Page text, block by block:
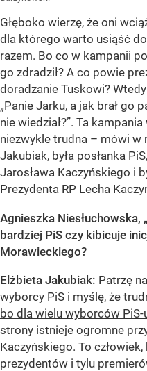
Głęboko wierzę, że oni
dla którego warto usiąść
razem. Bo co w kampanii
go zdradził? A co powie
doradzanie Tuskowi?
„Panie Jarku, a jak brał go
nie wiedział?”. Ta
niezwykle trudna – mówi w
Jakubiak, była posłanka
Jarosława Kaczyńskiego i
Prezydenta RP Lecha
Agnieszka Niesłuchowska,
bardziej PiS czy kibicuje
Morawieckiego?
Elżbieta Jakubiak: Patrzę
wyborcy PiS i myślę, że
bo dla wielu wyborców
strony istnieje ogromne
Kaczyńskiego. To
prezydentów i tylu